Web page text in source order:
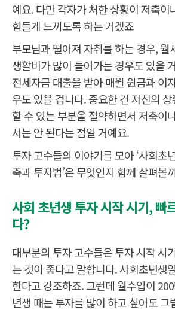
예요. 다만 각자가 처한 상황이 저축이
힘들게 느끼도록 하는 거겠죠
부모님과 떨어져 자취를 하는 경우, 월
생활비가 많이 들어가는 경우도 있을
전세자금 대출을 받아 매월 원금과 이
우도 있을 겁니다. 중요한 건 자신의
할 수 있는 부분을 절약하면서 저축이
서는 안 된다는 점일 거예요.
투자 고수들의 이야기를 모아 ‘사회초
축과 투자법’은 무엇인지 함께 살펴볼
사회 초년생 투자 시작 시기, 빠
다?
대부분의 투자 고수들은 투자 시작 시
는 것이 좋다고 말합니다. 사회초년생
한다고 강조하죠. 그런데 월수입이
년생 때는 투자를 많이 하고 싶어도 그